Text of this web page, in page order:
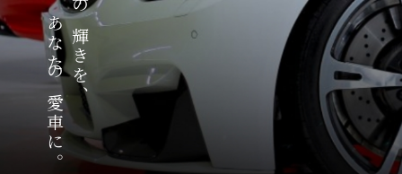
あなたの愛車に。